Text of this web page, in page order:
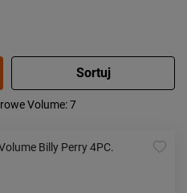
od najwyższej
Volume: 7